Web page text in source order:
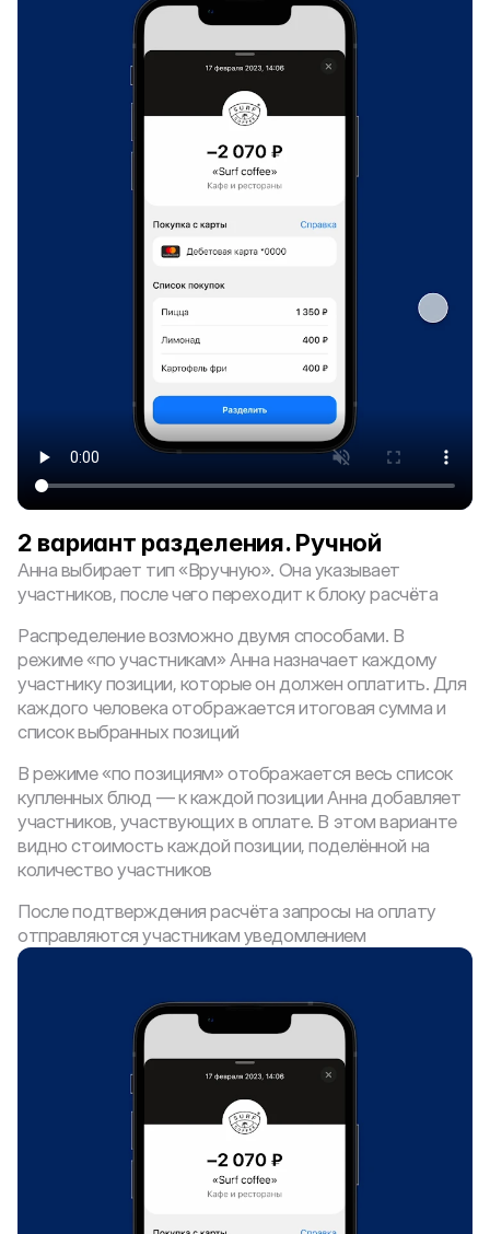
2 вариант разделения. Ручной
Анна выбирает тип «Вручную». Она указывает
участников, после чего переходит к блоку расчёта
Распределение возможно двумя способами. В
режиме «по участникам» Анна назначает каждому
участнику позиции, которые он должен оплатить. Для
каждого человека отображается итоговая сумма и
список выбранных позиций
В режиме «по позициям» отображается весь список
купленных блюд — к каждой позиции Анна добавляет
участников, участвующих в оплате. В этом варианте
видно стоимость каждой позиции, поделённой на
количество участников
После подтверждения расчёта запросы на оплату
отправляются участникам уведомлением